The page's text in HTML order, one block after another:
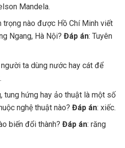
Mandela.
trọng nào được Hồ Chí Minh viết
Ngang, Hà Nội?Đáp án: Tuyên
ta dùng nước hay cát để
tung hứng hay ảo thuật là một số
nghệ thuật nào?Đáp án: xiếc.
biến đổi thành?Đáp án: răng